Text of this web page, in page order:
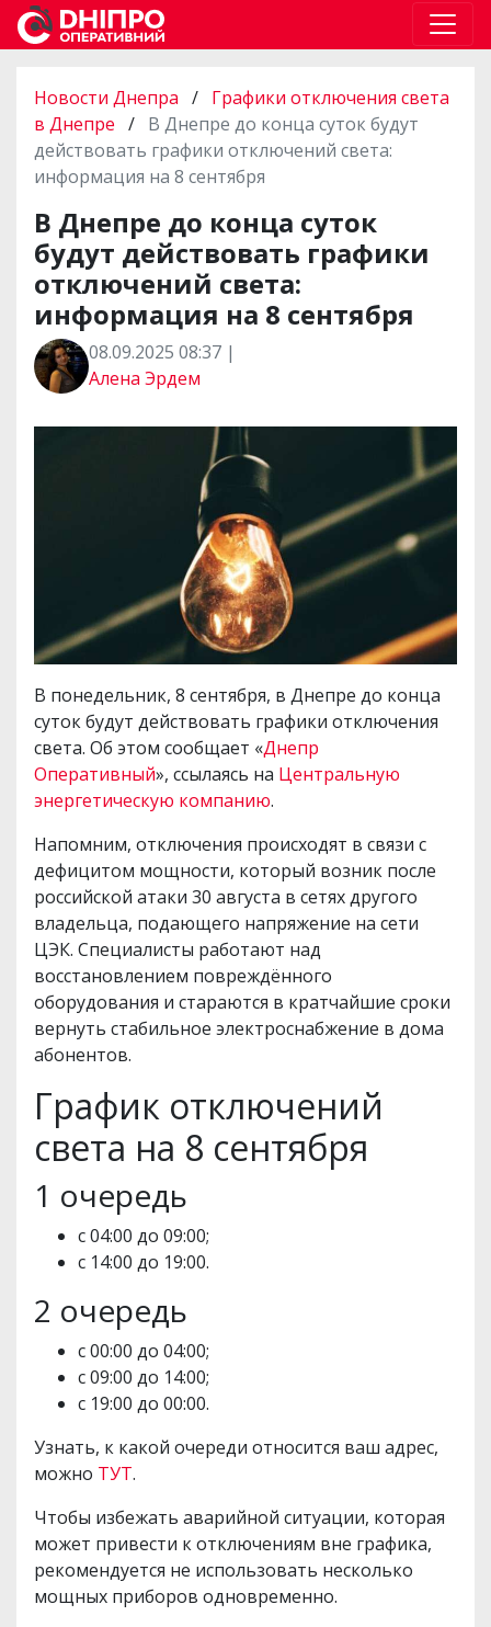
Новости Днепра / Графики отключения света
в Днепре / В Днепре до конца суток будут
действовать графики отключений света:
информация на 8 сентября
В Днепре до конца суток
будут действовать графики
отключений света:
информация на 8 сентября
08.09.2025 08:37 |
Алена Эрдем
В понедельник, 8 сентября, в Днепре до конца
суток будут действовать графики отключения
света. Об этом сообщает «Днепр
Оперативный», ссылаясь на Центральную
энергетическую компанию.
Напомним, отключения происходят в связи с
дефицитом мощности, который возник после
российской атаки 30 августа в сетях другого
владельца, подающего напряжение на сети
ЦЭК. Специалисты работают над
восстановлением повреждённого
оборудования и стараются в кратчайшие сроки
вернуть стабильное электроснабжение в дома
абонентов.
График отключений
света на 8 сентября
1 очередь
с 04:00 до 09:00;
с 14:00 до 19:00.
2 очередь
с 00:00 до 04:00;
с 09:00 до 14:00;
с 19:00 до 00:00.
Узнать, к какой очереди относится ваш адрес,
можно ТУТ.
Чтобы избежать аварийной ситуации, которая
может привести к отключениям вне графика,
рекомендуется не использовать несколько
мощных приборов одновременно.